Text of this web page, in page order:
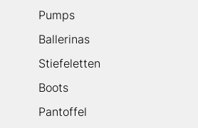
Pumps
Ballerinas
Stiefeletten
Boots
Pantoffel